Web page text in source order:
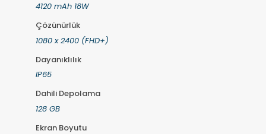
4120 mAh 18W
Çözünürlük
1080 x 2400 (FHD+)
Dayanıklılık
IP65
Dahili Depolama
128 GB
Ekran Boyutu